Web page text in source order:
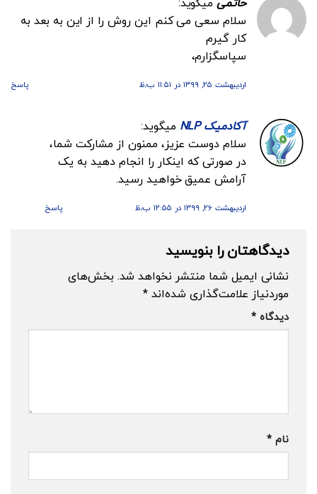
سلام سعی می کنم این روش را از این به بعد به
کار گیرم
سپاسگزارم،
اردیبهشت ۲۵, ۱۳۹۹ در ۱۱:۵۱ ب٫ظ پاسخ
آکادمیک NLP
میگوید:
سلام دوست عزیز، ممنون از مشارکت شما،
در صورتی که اینکار را انجام دهید به یک
آرامش عمیق خواهید رسید.
اردیبهشت ۲۶, ۱۳۹۹ در ۱۲:۵۵ ب٫ظ پاسخ
دیدگاهتان را بنویسید
نشانی ایمیل شما منتشر نخواهد شد. بخش‌های
موردنیاز علامت‌گذاری شده‌اند*
دیدگاه *
نام *